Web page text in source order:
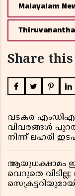
Malayalam
Share
വടകര
വിവരങ്ങൾ
നിന്ന് ലഹരി
ആയുധക്ഷാമം
വെറുതെ